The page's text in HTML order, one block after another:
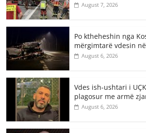
August 7, 2026
Po ktheheshin nga
mërgimtarë vdesin
August 6, 2026
Vdes ish-ushtari i
plagosur me armë
August 6, 2026